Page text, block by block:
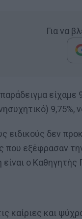
Για να
9,75%,
ειδικούς δεν
που εξέφρασαν
είναι ο
καίριες και